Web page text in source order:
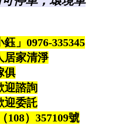
1房
3房
5房以上